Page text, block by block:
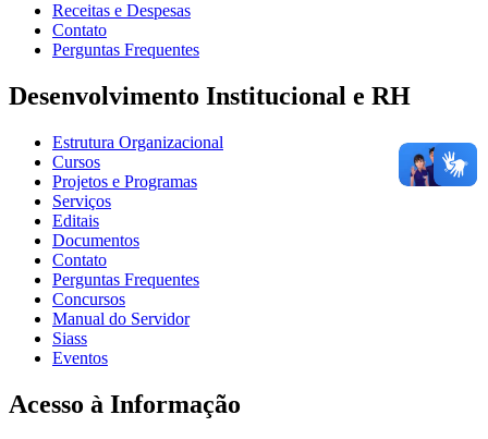
Receitas e Despesas
Contato
Perguntas Frequentes
Desenvolvimento Institucional e RH
Estrutura Organizacional
Cursos
Projetos e Programas
Serviços
Editais
Documentos
Contato
Perguntas Frequentes
Concursos
Manual do Servidor
Siass
Eventos
Acesso à Informação